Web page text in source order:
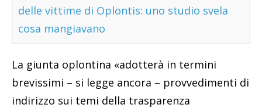
delle vittime di Oplontis: uno studio svela
cosa mangiavano
La giunta oplontina «adotterà in termini
brevissimi – si legge ancora – provvedimenti di
indirizzo sui temi della trasparenza